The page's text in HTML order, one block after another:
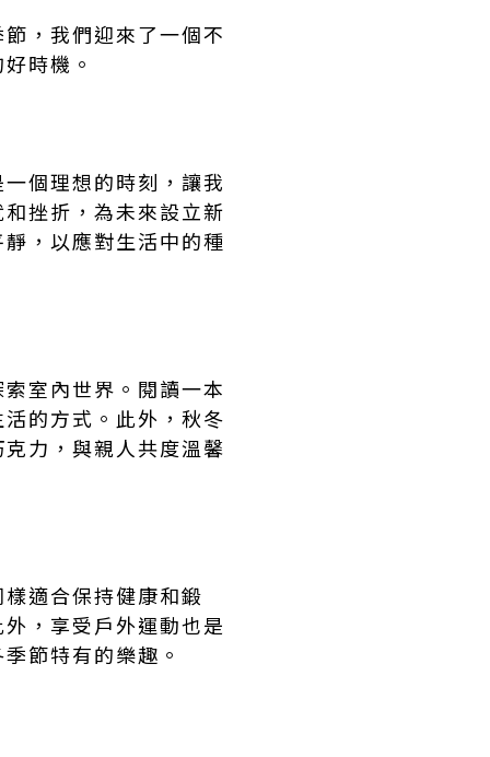
，我們迎來了一個不
時機。
個理想的時刻，讓我
挫折，為未來設立新
，以應對生活中的種
室內世界。閱讀一本
的方式。此外，秋冬
力，與親人共度溫馨
適合保持健康和鍛
，享受戶外運動也是
節特有的樂趣。